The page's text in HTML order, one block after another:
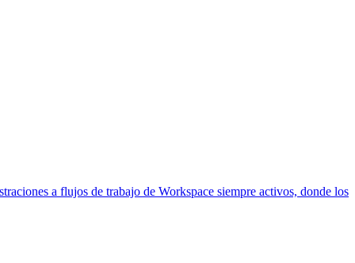
a flujos de trabajo de Workspace siempre activos, donde los